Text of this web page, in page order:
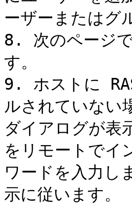
ーザーまたはグ
8. 次のページ
す。
9. ホストに
ルされていない
ダイアログが表
をリモートでイ
ワードを入力
示に従います。